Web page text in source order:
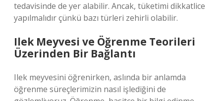
tedavisinde de yer alabilir. Ancak, tüketimi dikkatlice
yapılmalıdır çünkü bazı türleri zehirli olabilir.
Ilek Meyvesi ve Öğrenme Teorileri
Üzerinden Bir Bağlantı
Ilek meyvesini öğrenirken, aslında bir anlamda
öğrenme süreçlerimizin nasıl işlediğini de